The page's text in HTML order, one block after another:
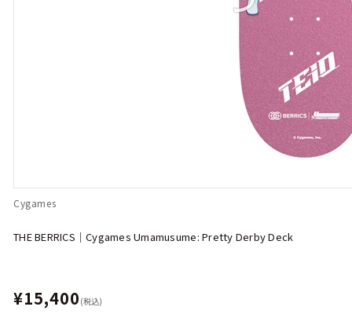
Cygames
THE BERRICS｜Cygames Umamusume: Pretty Derby Deck
¥15,400 (税込)